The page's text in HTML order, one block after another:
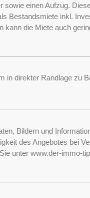
einen Aufzug.
Bestandsmiete inkl.
kann die Miete auch
in direkter Randlage zu
Bildern und
des Angebotes bei
unter www.der-immo-